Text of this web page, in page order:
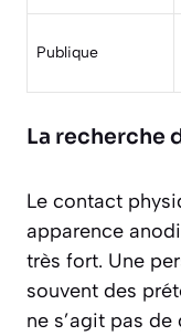
Publique
La recherche
Le contact
apparence
très fort. Une
souvent des
ne s’agit pas